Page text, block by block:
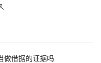
做借据的证据吗